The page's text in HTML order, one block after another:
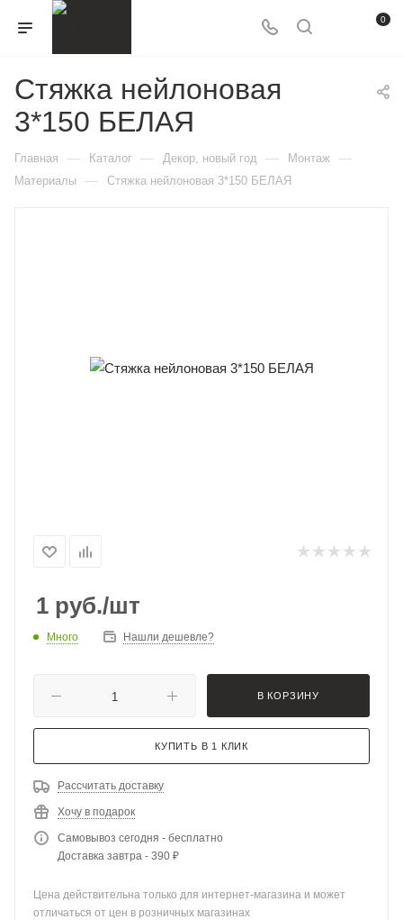
0
Стяжка нейлоновая
3*150 БЕЛАЯ
Главная — Каталог — Декор, новый год — Монтаж —
Материалы — Стяжка нейлоновая 3*150 БЕЛАЯ
1 руб./шт
Много Нашли дешевле?
В КОРЗИНУ
КУПИТЬ В 1 КЛИК
Рассчитать доставку
Хочу в подарок
Самовывоз сегодня - бесплатно
Доставка завтра - 390 ₽
Цена действительна только для интернет-магазина и может
отличаться от цен в розничных магазинах